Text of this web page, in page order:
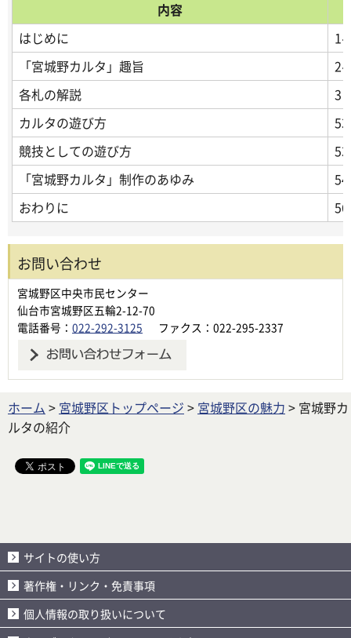
内容
はじめに
1
「宮城野カルタ」趣旨
2
各札の解説
3
カルタの遊び方
競技としての遊び方
「宮城野カルタ」制作のあゆみ
おわりに
お問い合わせ
宮城野区中央市民センター
仙台市宮城野区五輪2-12-70
電話番号： 022-292-3125 ファクス：022-295-2337
ホーム > 宮城野区トップページ > 宮城野区の魅力 > 宮城野カ
ルタの紹介
サイトの使い方
著作権・リンク・免責事項
個人情報の取り扱いについて